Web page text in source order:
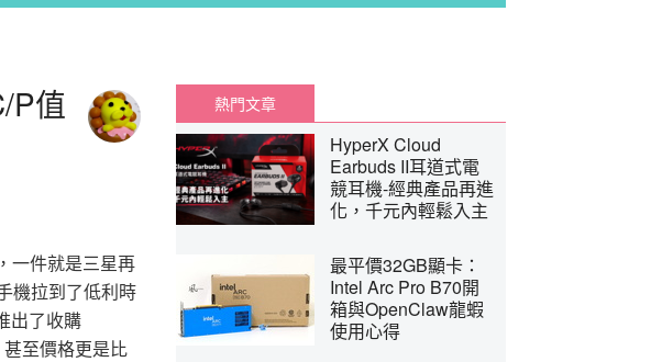
P值
一件就是三星再
機拉到了低利時
出了收購
至價格更是比
熱門文章
HyperX Cloud
Earbuds II耳道式電
競耳機-經典產品再進
化，千元內輕鬆入主
最平價32GB顯卡：
Intel Arc Pro B70開
箱與OpenClaw龍蝦
使用心得